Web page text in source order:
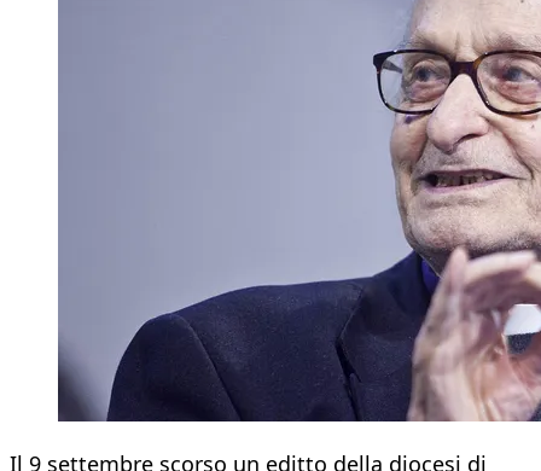
Il 9 settembre scorso un editto della diocesi di